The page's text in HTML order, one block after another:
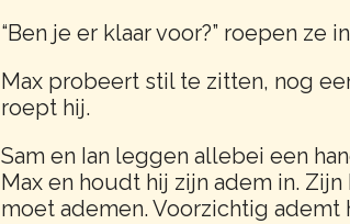
“Ben je er klaar voor?” roepen ze
Max probeert stil te zitten, nog
roept hij.
Sam en Ian leggen allebei een
Max en houdt hij zijn adem in.
moet ademen. Voorzichtig ademt